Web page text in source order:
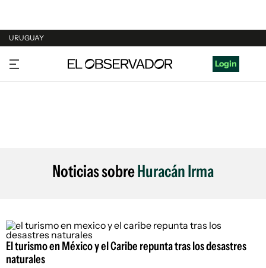
URUGUAY
URUGUAY
ARGENTINA
Login
Noticias sobreHuracán Irma
El turismo en México y el Caribe repunta tras los desastres
naturales